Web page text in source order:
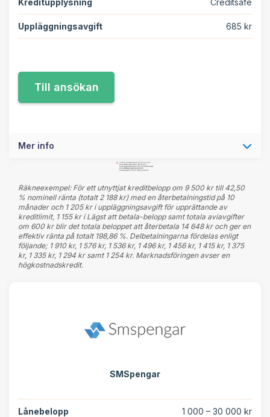
Kreditupplysning Creditsafe
Uppläggningsavgift 685 kr
Mer info
Räkneexempel: För ett utnyttjat kreditbelopp om 9 500 kr till 42,50
% nominell ränta (totalt 2 188 kr) med en återbetalningstid på 10
månader och 1 205 kr i uppläggningsavgift för upprättande av
kreditlimit, 1 155 kr i Lägst att betala-belopp samt totala aviavgifter
om 600 kr blir det totala beloppet att återbetala 14 648 kr och ger en
effektiv ränta på totalt 198,86 %. Delbetalningarna fördelas enligt
följande; 1 910 kr, 1 576 kr, 1 536 kr, 1 496 kr, 1 456 kr, 1 415 kr, 1 375
kr, 1 335 kr, 1 294 kr samt 1 254 kr. Marknadsföringen avser en
högkostnadskredit.
SMSpengar
Lånebelopp 1 000 – 30 000 kr